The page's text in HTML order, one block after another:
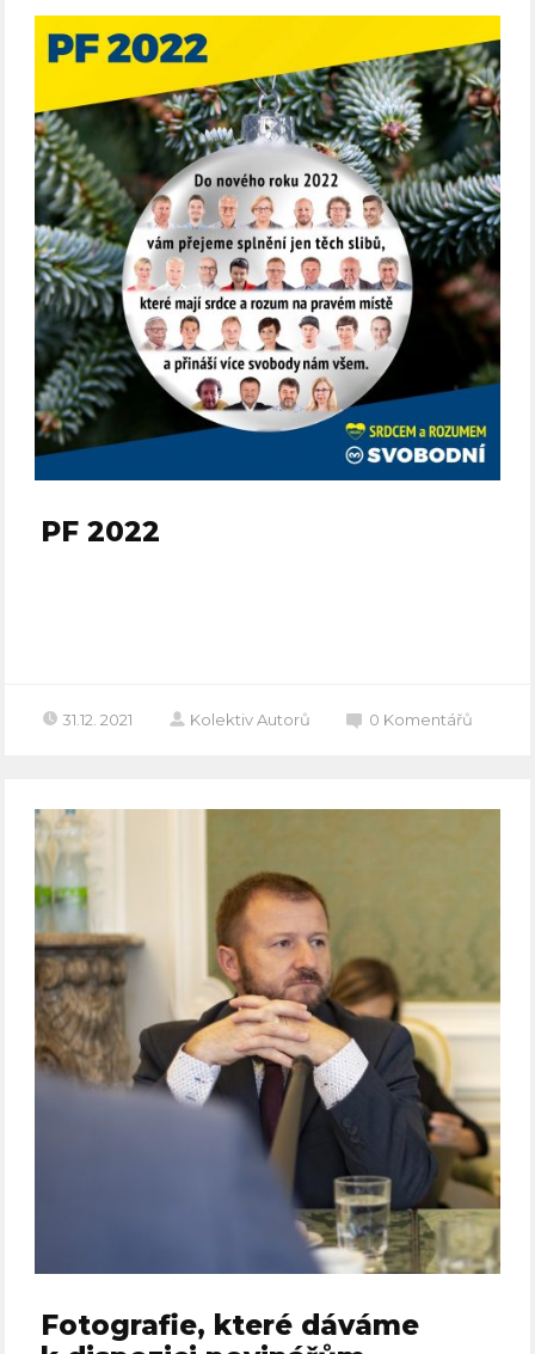
PF 2022
31.12. 2021 Kolektiv Autorů 0 Komentářů
Fotografie, které dáváme